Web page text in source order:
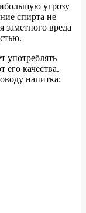
угрозу
спирта не
заметного вреда
употреблять
качества.
напитка: